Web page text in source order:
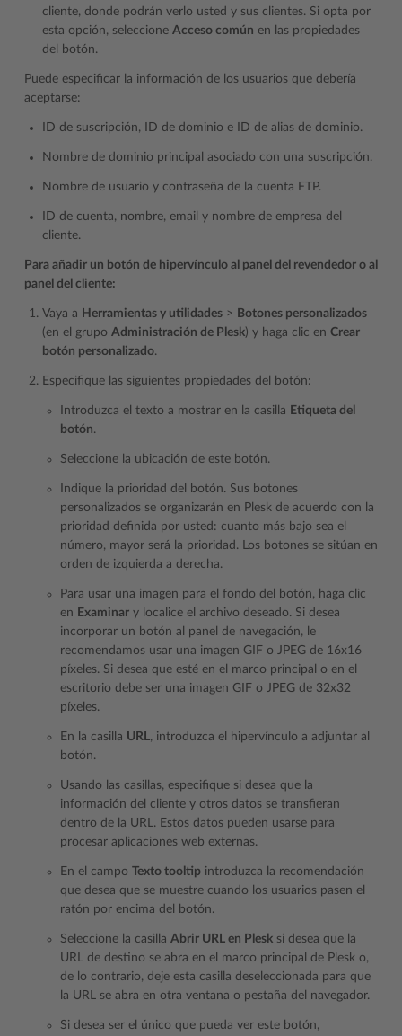
cliente, donde podrán verlo usted y sus clientes. Si opta por
esta opción, seleccione Acceso común en las propiedades
del botón.
Puede especificar la información de los usuarios que debería
aceptarse:
ID de suscripción, ID de dominio e ID de alias de dominio.
Nombre de dominio principal asociado con una suscripción.
Nombre de usuario y contraseña de la cuenta FTP.
ID de cuenta, nombre, email y nombre de empresa del
cliente.
Para añadir un botón de hipervínculo al panel del revendedor o al
panel del cliente:
Vaya a Herramientas y utilidades > Botones personalizados
(en el grupo Administración de Plesk) y haga clic en Crear
botón personalizado.
Especifique las siguientes propiedades del botón:
Introduzca el texto a mostrar en la casilla Etiqueta del
botón.
Seleccione la ubicación de este botón.
Indique la prioridad del botón. Sus botones
personalizados se organizarán en Plesk de acuerdo con la
prioridad definida por usted: cuanto más bajo sea el
número, mayor será la prioridad. Los botones se sitúan en
orden de izquierda a derecha.
Para usar una imagen para el fondo del botón, haga clic
en Examinar y localice el archivo deseado. Si desea
incorporar un botón al panel de navegación, le
recomendamos usar una imagen GIF o JPEG de 16x16
píxeles. Si desea que esté en el marco principal o en el
escritorio debe ser una imagen GIF o JPEG de 32x32
píxeles.
En la casilla URL, introduzca el hipervínculo a adjuntar al
botón.
Usando las casillas, especifique si desea que la
información del cliente y otros datos se transfieran
dentro de la URL. Estos datos pueden usarse para
procesar aplicaciones web externas.
En el campo Texto tooltip introduzca la recomendación
que desea que se muestre cuando los usuarios pasen el
ratón por encima del botón.
Seleccione la casilla Abrir URL en Plesk si desea que la
URL de destino se abra en el marco principal de Plesk o,
de lo contrario, deje esta casilla deseleccionada para que
la URL se abra en otra ventana o pestaña del navegador.
Si desea ser el único que pueda ver este botón,